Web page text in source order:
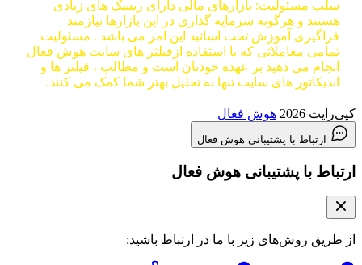
سلب مسئولیت: بازارهای مالی دارای ریسک های زیادی
هستند و هرگونه سرمایه گذاری در این بازارها نیازمند
فراگیری آموزش تحت اساتید این امر می باشد . مسئولیت
تمامی معاملاتی که با استفاده ازفیلتر های سایت هوش فعال
انجام می دهید بر عهده خودتان است و مطالب ، فیلتر ها و
اندیکاتور های سایت تنها به تحلیل بهتر شما کمک می کنند.
کپی‌رایت 2026 هوش فعال
ارتباط با پشتیبانی هوش فعال
ارتباط با پشتیبانی هوش فعال
از طریق روش‌های زیر با ما در ارتباط باشید: